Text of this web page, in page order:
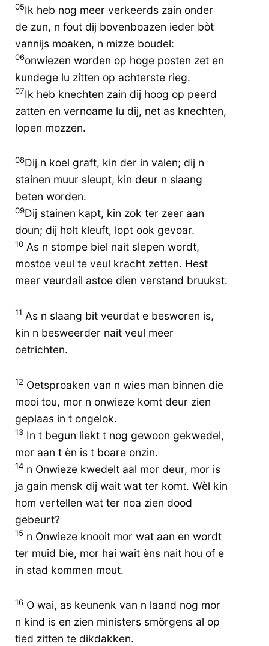
05Ik heb nog meer verkeerds zain onder
de zun, n fout dij bovenboazen ieder bòt
vannijs moaken, n mizze boudel:
06onwiezen worden op hoge posten zet en
kundege lu zitten op achterste rieg.
07Ik heb knechten zain dij hoog op peerd
zatten en vernoame lu dij, net as knechten,
lopen mozzen.
08Dij n koel graft, kin der in valen; dij n
stainen muur sleupt, kin deur n slaang
beten worden.
09Dij stainen kapt, kin zok ter zeer aan
doun; dij holt kleuft, lopt ook gevoar.
10 As n stompe biel nait slepen wordt,
mostoe veul te veul kracht zetten. Hest
meer veurdail astoe dien verstand bruukst.
11 As n slaang bit veurdat e besworen is,
kin n besweerder nait veul meer
oetrichten.
12 Oetsproaken van n wies man binnen die
mooi tou, mor n onwieze komt deur zien
geplaas in t ongelok.
13 In t begun liekt t nog gewoon gekwedel,
mor aan t èn is t boare onzin.
14 n Onwieze kwedelt aal mor deur, mor is
ja gain mensk dij wait wat ter komt. Wèl kin
hom vertellen wat ter noa zien dood
gebeurt?
15 n Onwieze knooit mor wat aan en wordt
ter muid bie, mor hai wait èns nait hou of e
in stad kommen mout.
16 O wai, as keunenk van n laand nog mor
n kind is en zien ministers smörgens al op
tied zitten te dikdakken.